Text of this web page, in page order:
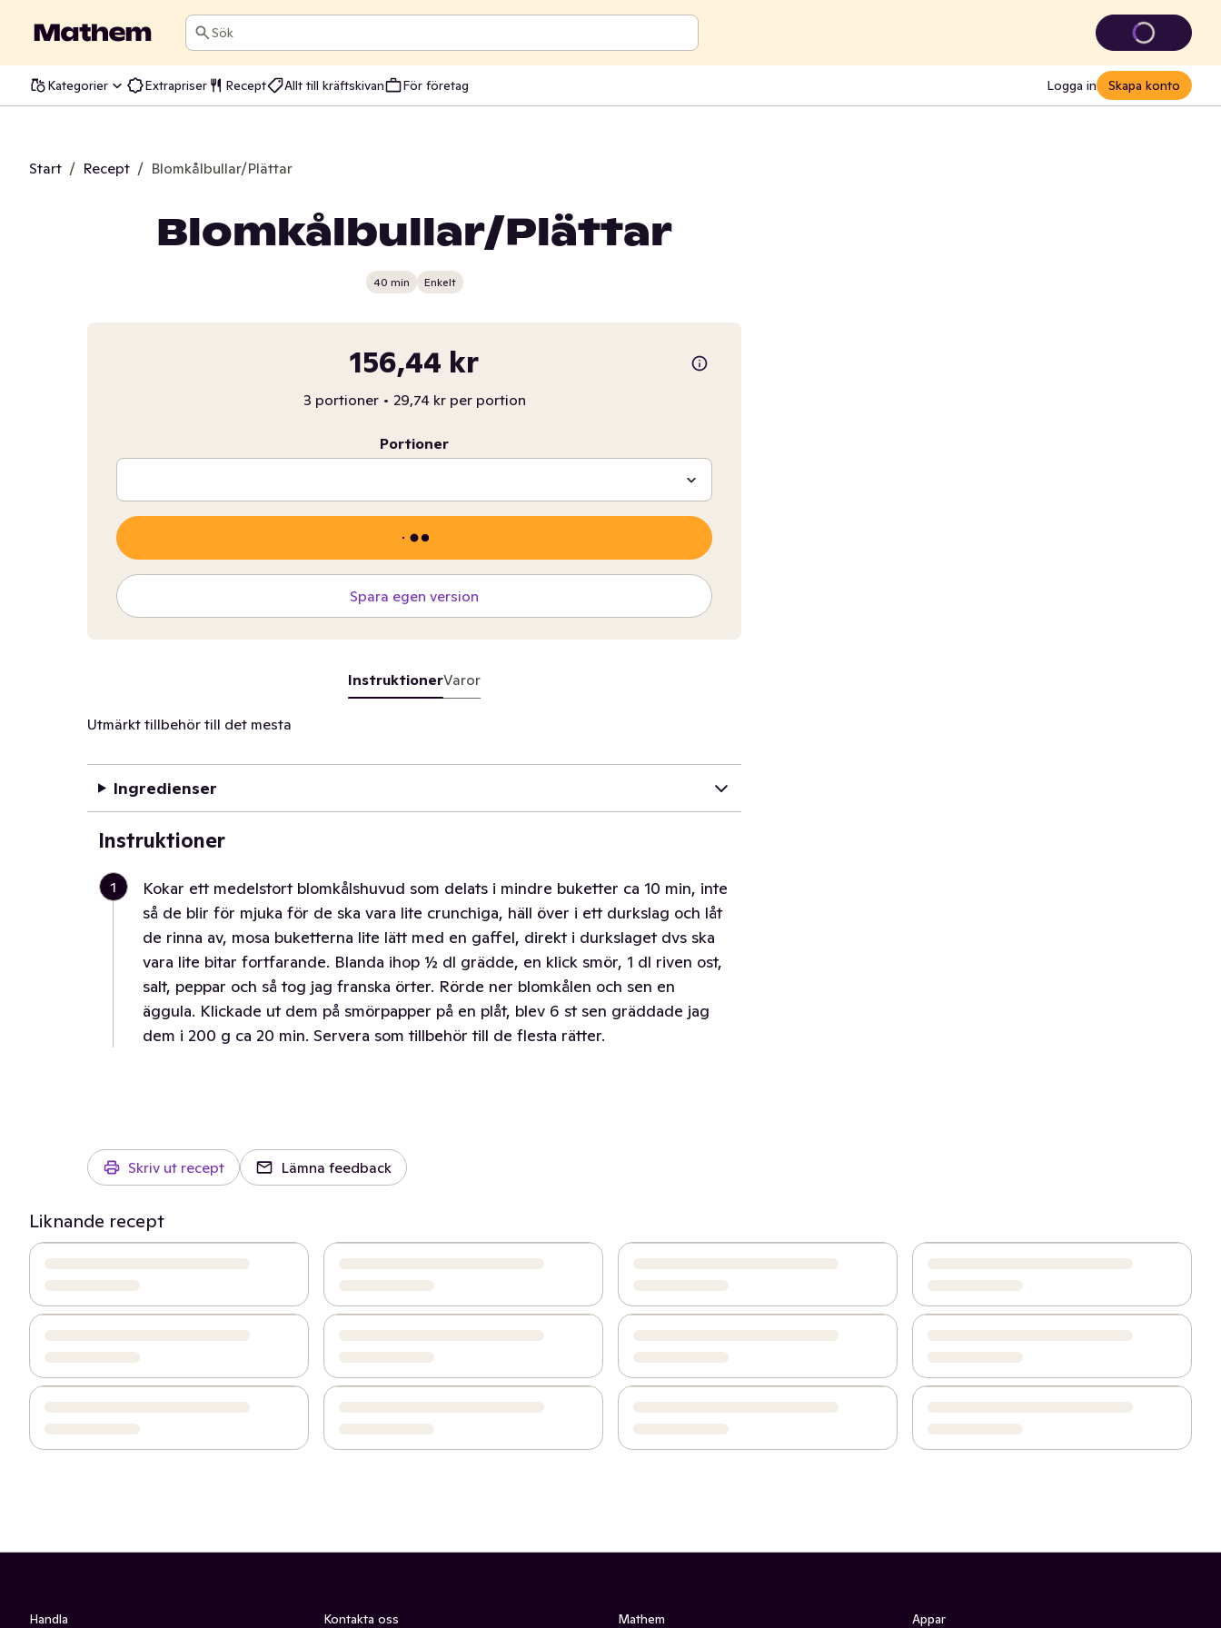
Sök
Kategorier Extrapriser Recept Allt till kräftskivan För företag Logga in Skapa konto
Start / Recept / Blomkålbullar/Plättar
Blomkålbullar/Plättar
40 min Enkelt
156,44 kr
3 portioner • 29,74 kr per portion
Portioner
Spara egen version
InstruktionerVaror
Utmärkt tillbehör till det mesta
Ingredienser
Instruktioner
1
Kokar ett medelstort blomkålshuvud som delats i mindre buketter ca 10 min, inte
så de blir för mjuka för de ska vara lite crunchiga, häll över i ett durkslag och låt
de rinna av, mosa buketterna lite lätt med en gaffel, direkt i durkslaget dvs ska
vara lite bitar fortfarande. Blanda ihop ½ dl grädde, en klick smör, 1 dl riven ost,
salt, peppar och så tog jag franska örter. Rörde ner blomkålen och sen en
äggula. Klickade ut dem på smörpapper på en plåt, blev 6 st sen gräddade jag
dem i 200 g ca 20 min. Servera som tillbehör till de flesta rätter.
Skriv ut recept Lämna feedback
Liknande recept
Handla Kontakta oss Mathem Appar